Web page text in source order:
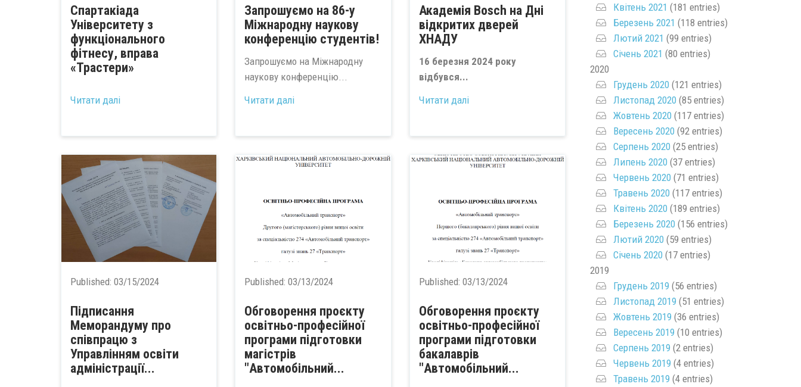
Спартакіада
Університету з
функціонального
фітнесу, вправа
«Трастери»
Читати далі
Запрошуємо на 86-у
Міжнародну наукову
конференцію студентів!
Запрошуємо на Міжнародну
наукову конференцію...
Читати далі
Академія Bosch на Дні
відкритих дверей
ХНАДУ
16 березня 2024 року
відбувся...
Читати далі
Published: 03/15/2024
Підписання
Меморандуму про
співпрацю з
Управлінням освіти
адміністрації...
Published:03/13/2024
Обговорення проєкту
освітньо-професійної
програми підготовки
магістрів
"Автомобільний...
Published: 03/13/2024
Обговорення проєкту
освітньо-професійної
програми підготовки
бакалаврів
"Автомобільний...
Квітень 2021 (181 entries)
Березень 2021 (118 entries)
Лютий 2021 (99 entries)
Січень 2021 (80 entries)
2020
Грудень 2020(121 entries)
Листопад 2020(85 entries)
Жовтень 2020(117 entries)
Вересень 2020(92 entries)
Серпень 2020(25 entries)
Липень 2020(37 entries)
Червень 2020(71 entries)
Травень 2020(117 entries)
Квітень 2020(189 entries)
Березень 2020(156 entries)
Лютий 2020(59 entries)
Січень 2020(17 entries)
2019
Грудень 2019 (56 entries)
Листопад 2019 (51 entries)
Жовтень 2019 (36 entries)
Вересень 2019 (10 entries)
Серпень 2019 (2 entries)
Червень 2019 (4 entries)
Травень 2019 (4 entries)